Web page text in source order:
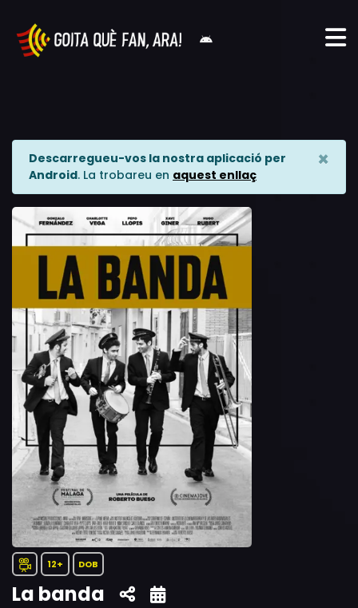
Descarregueu-vos la nostra aplicació per
Android. La trobareu en aquest enllaç
×
12+ DOB
La banda